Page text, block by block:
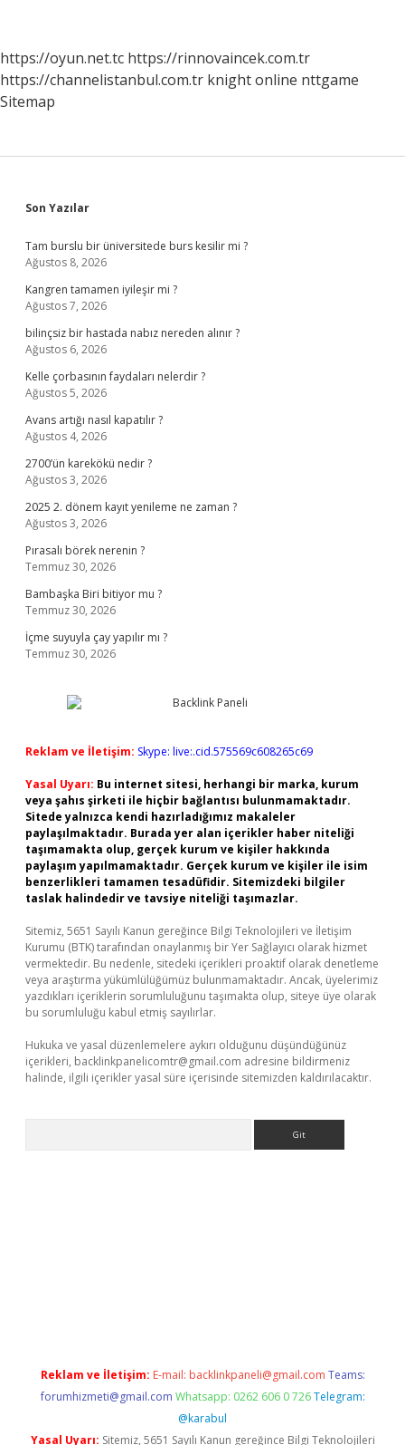
https://oyun.net.tc https://rinnovaincek.com.tr
https://channelistanbul.com.tr knight online nttgame
Sitemap
Sidebar
Son Yazılar
Tam burslu bir üniversitede burs kesilir mi ?
Ağustos 8, 2026
Kangren tamamen iyileşir mi ?
Ağustos 7, 2026
bilinçsiz bir hastada nabız nereden alınır ?
Ağustos 6, 2026
Kelle çorbasının faydaları nelerdir ?
Ağustos 5, 2026
Avans artığı nasıl kapatılır ?
Ağustos 4, 2026
2700’ün karekökü nedir ?
Ağustos 3, 2026
2025 2. dönem kayıt yenileme ne zaman ?
Ağustos 3, 2026
Pırasalı börek nerenin ?
Temmuz 30, 2026
Bambaşka Biri bitiyor mu ?
Temmuz 30, 2026
İçme suyuyla çay yapılır mı ?
Temmuz 30, 2026
Reklam ve İletişim: Skype: live:.cid.575569c608265c69
Yasal Uyarı: Bu internet sitesi, herhangi bir marka, kurum
veya şahıs şirketi ile hiçbir bağlantısı bulunmamaktadır.
Sitede yalnızca kendi hazırladığımız makaleler
paylaşılmaktadır. Burada yer alan içerikler haber niteliği
taşımamakta olup, gerçek kurum ve kişiler hakkında
paylaşım yapılmamaktadır. Gerçek kurum ve kişiler ile isim
benzerlikleri tamamen tesadüfidir. Sitemizdeki bilgiler
taslak halindedir ve tavsiye niteliği taşımazlar.
Sitemiz, 5651 Sayılı Kanun gereğince Bilgi Teknolojileri ve İletişim
Kurumu (BTK) tarafından onaylanmış bir Yer Sağlayıcı olarak hizmet
vermektedir. Bu nedenle, sitedeki içerikleri proaktif olarak denetleme
veya araştırma yükümlülüğümüz bulunmamaktadır. Ancak, üyelerimiz
yazdıkları içeriklerin sorumluluğunu taşımakta olup, siteye üye olarak
bu sorumluluğu kabul etmiş sayılırlar.
Hukuka ve yasal düzenlemelere aykırı olduğunu düşündüğünüz
içerikleri, backlinkpanelicomtr@gmail.com adresine bildirmeniz
halinde, ilgili içerikler yasal süre içerisinde sitemizden kaldırılacaktır.
Reklam ve İletişim: E-mail: backlinkpaneli@gmail.com Teams:
forumhizmeti@gmail.com Whatsapp: 0262 606 0 726 Telegram:
@karabul
Yasal Uyarı: Sitemiz, 5651 Sayılı Kanun gereğince Bilgi Teknolojileri